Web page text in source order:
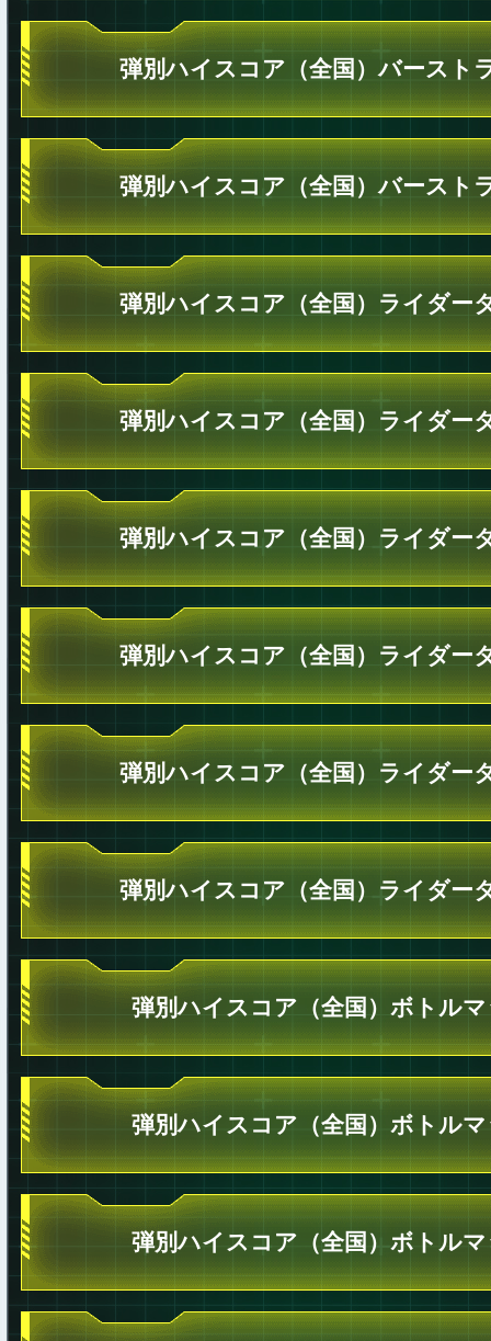
弾別ハイスコア（全国）バースト
弾別ハイスコア（全国）バースト
弾別ハイスコア（全国）ライダー
弾別ハイスコア（全国）ライダー
弾別ハイスコア（全国）ライダー
弾別ハイスコア（全国）ライダー
弾別ハイスコア（全国）ライダー
弾別ハイスコア（全国）ライダー
弾別ハイスコア（全国）ボトル
弾別ハイスコア（全国）ボトル
弾別ハイスコア（全国）ボトル